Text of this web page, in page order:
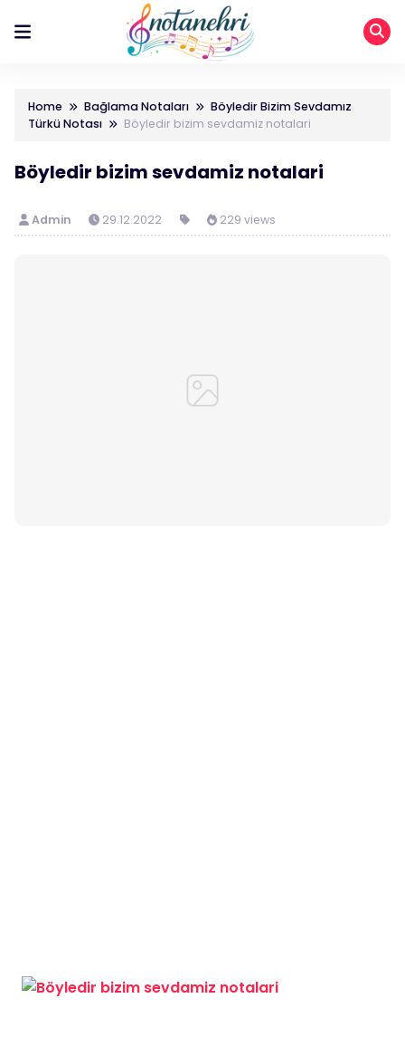
Home Bağlama Notaları
Böyledir Bizim Sevdamız
Türkü Notası
Böyledir bizim sevdamiz notalari
Böyledir bizim sevdamiz notalari
Admin 29.12.2022 229 views